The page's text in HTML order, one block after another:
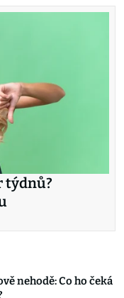
týdnů?
nehodě: Co ho čeká